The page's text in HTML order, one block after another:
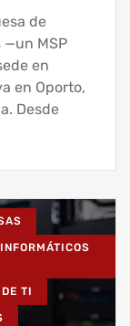
de
MSP
en
en Oporto,
Desde
TI